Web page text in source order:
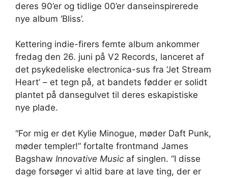
deres 90’er og tidlige 00’er danseinspirerede
nye album ‘Bliss’.
Kettering indie-firers femte album ankommer
fredag ​​den 26. juni på V2 Records, lanceret af
det psykedeliske electronica-sus fra ‘Jet Stream
Heart’ – et tegn på, at bandets fødder er solidt
plantet på dansegulvet til deres eskapistiske
nye plade.
“For mig er det Kylie Minogue, møder Daft Punk,
møder templer!” fortalte frontmand James
Bagshaw Innovative Music af singlen. “I disse
dage forsøger vi altid bare at lave ting, der er